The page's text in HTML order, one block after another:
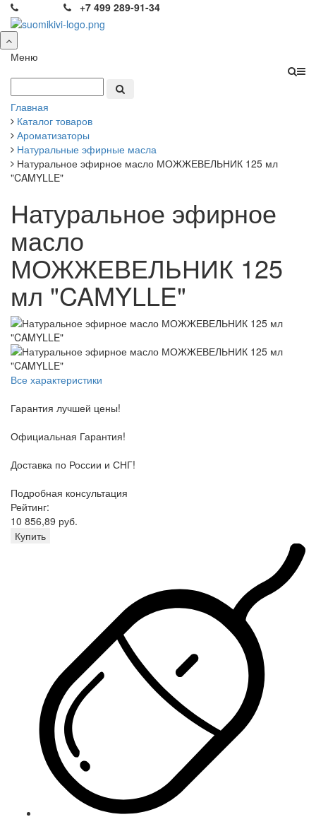
+7 499 289-91-34
Меню
Главная
Каталог товаров
Ароматизаторы
Натуральные эфирные масла
Натуральное эфирное масло МОЖЖЕВЕЛЬНИК 125 мл
"CAMYLLE"
Натуральное эфирное
масло
МОЖЖЕВЕЛЬНИК 125
мл "CAMYLLE"
Все характеристики
Гарантия лучшей цены!
Официальная Гарантия!
Доставка по России и СНГ!
Подробная консультация
Рейтинг:
10 856,89 руб.
Купить